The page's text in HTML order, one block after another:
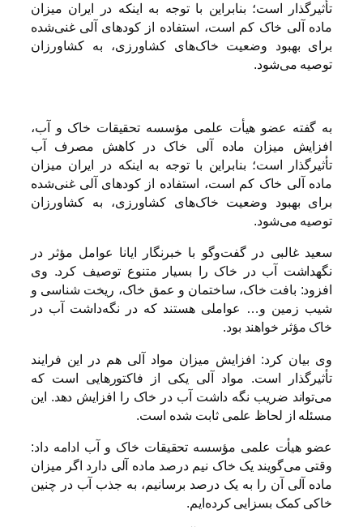
تأثیرگذار است؛ بنابراین با توجه به اینکه در ایران میزان
ماده آلی خاک کم است، استفاده از کودهای آلی غنی‌شده
برای بهبود وضعیت خاک‌های کشاورزی، به کشاورزان
توصیه می‌شود.
به گفته عضو هیأت علمی مؤسسه تحقیقات خاک و آب،
افزایش میزان ماده آلی خاک در کاهش مصرف آب
تأثیرگذار است؛ بنابراین با توجه به اینکه در ایران میزان
ماده آلی خاک کم است، استفاده از کودهای آلی غنی‌شده
برای بهبود وضعیت خاک‌های کشاورزی، به کشاورزان
توصیه می‌شود.
ﺳﻌﻴﺪ ﻏﺎلبی در گفت‌وگو با خبرنگار ایانا عوامل مؤثر در
نگهداشت آب در خاک را بسیار متنوع توصیف کرد. وی
افزود: بافت خاک، ساختمان و عمق خاک، ریخت شناسی و
شیب زمین و… عواملی هستند که در نگه‌داشت آب در
خاک مؤثر خواهند بود.
وی بیان کرد: افزایش میزان مواد آلی هم در این فرایند
تأثیرگذار است. مواد آلی یکی از فاکتورهایی است که
می‌تواند ضریب نگه داشت آب در خاک را افزایش دهد. این
مسئله از لحاظ علمی ثابت شده است.
عضو هیأت علمی مؤسسه تحقیقات خاک و آب ادامه داد:
وقتی می‌گویند یک خاک نیم درصد ماده آلی دارد اگر میزان
ماده آلی آن را به یک درصد برسانیم، به جذب آب در چنین
خاکی کمک بسزایی کرده‌ایم.